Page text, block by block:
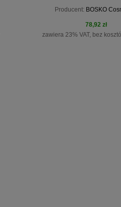
Producent: BOSKO
78,92 zł
zawiera 23% VAT, bez